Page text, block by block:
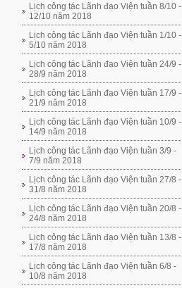
Lịch công tác Lãnh đạo Viện tuần 8/10 -
12/10 năm 2018
Lịch công tác Lãnh đạo Viện tuần 1/10 -
5/10 năm 2018
Lịch công tác Lãnh đạo Viện tuần 24/9 -
28/9 năm 2018
Lịch công tác Lãnh đạo Viện tuần 17/9 -
21/9 năm 2018
Lịch công tác Lãnh đạo Viện tuần 10/9 -
14/9 năm 2018
Lịch công tác Lãnh đạo Viện tuần 3/9 -
7/9 năm 2018
Lịch công tác Lãnh đạo Viện tuần 27/8 -
31/8 năm 2018
Lịch công tác Lãnh đạo Viện tuần 20/8 -
24/8 năm 2018
Lịch công tác Lãnh đạo Viện tuần 13/8 -
17/8 năm 2018
Lịch công tác Lãnh đạo Viện tuần 6/8 -
10/8 năm 2018